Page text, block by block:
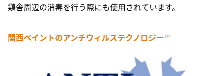
鶏舎周辺の消毒を行う際にも使用されています。
関西ペイントのアンチウィルステクノロジーTM